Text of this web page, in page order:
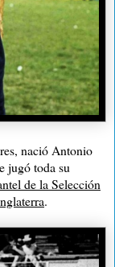
nació Antonio
jugó toda su
de la Selección
.